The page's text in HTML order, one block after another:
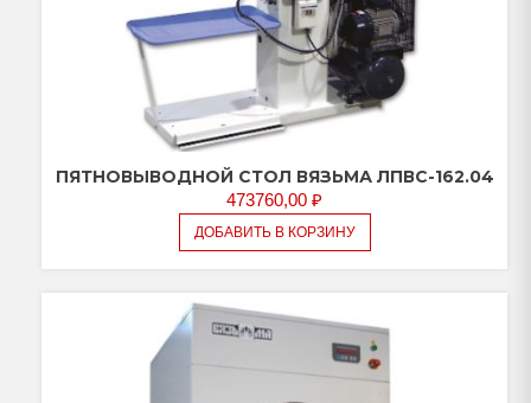
ПЯТНОВЫВОДНОЙ СТОЛ ВЯЗЬМА ЛПВС-162.04
473760,00 ₽
ДОБАВИТЬ В КОРЗИНУ